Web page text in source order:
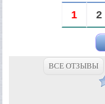
1 2
ВСЕ ОТЗЫВЫ